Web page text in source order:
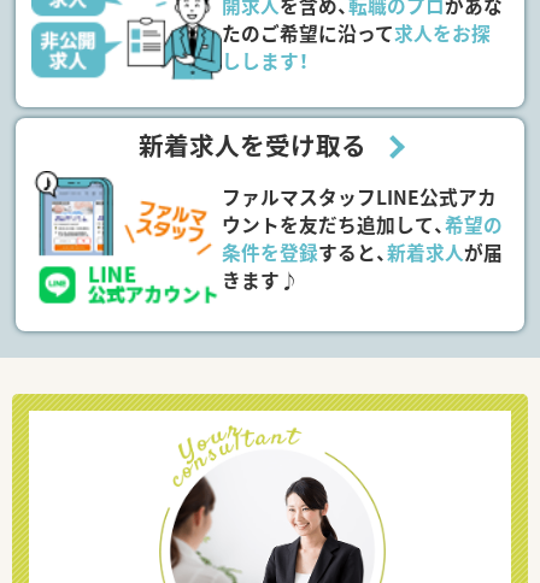
開求人を含め、転職のプロがあな
たのご希望に沿って求人をお探
しします！
新着求人を受け取る
ファルマスタッフLINE公式アカ
ウントを友だち追加して、希望の
条件を登録すると、新着求人が届
きます♪